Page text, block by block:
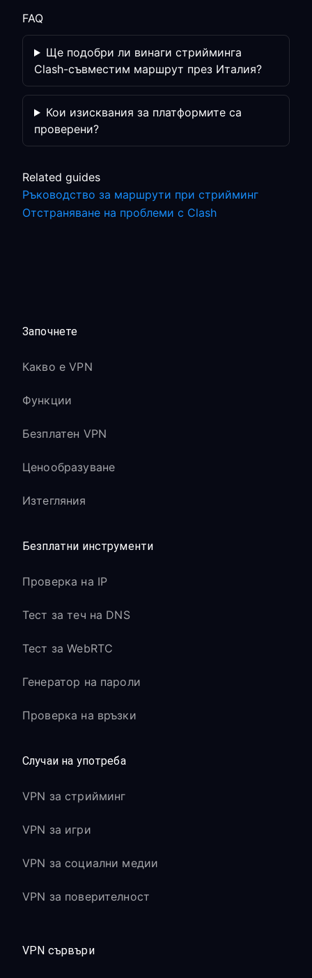
FAQ
Ще подобри ли винаги стрийминга
Clash-съвместим маршрут през Италия?
Кои изисквания за платформите са
проверени?
Related guides
Ръководство за маршрути при стрийминг
Отстраняване на проблеми с Clash
Започнете
Какво е VPN
Функции
Безплатен VPN
Ценообразуване
Изтегляния
Безплатни инструменти
Проверка на IP
Тест за теч на DNS
Тест за WebRTC
Генератор на пароли
Проверка на връзки
Случаи на употреба
VPN за стрийминг
VPN за игри
VPN за социални медии
VPN за поверителност
VPN сървъри